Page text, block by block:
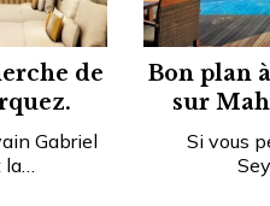
de
Gabriel
la…
Bon plan
sur
Si vous